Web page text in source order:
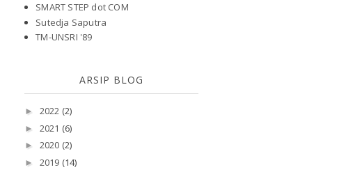
SMART STEP dot COM
Sutedja Saputra
TM-UNSRI '89
ARSIP BLOG
► 2022 (2)
► 2021 (6)
► 2020 (2)
► 2019 (14)